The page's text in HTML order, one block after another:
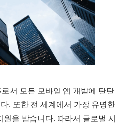
서 모든 모바일 앱 개발에 탄탄
. 또한 전 세계에서 가장 유명한
을 받습니다. 따라서 글로벌 시